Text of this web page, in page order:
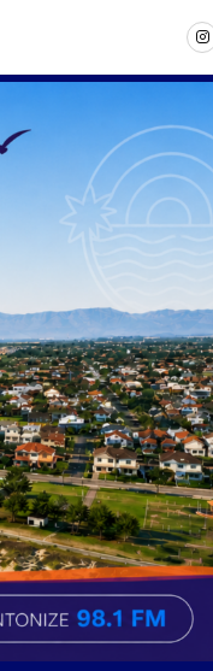
98.1FM